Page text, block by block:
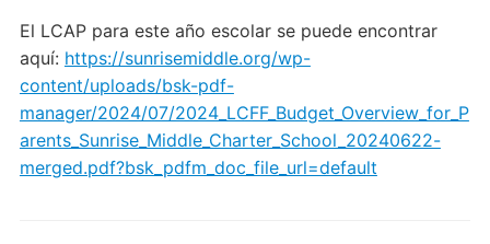
El LCAP para este año escolar se puede encontrar
aquí: https://sunrisemiddle.org/wp-
content/uploads/bsk-pdf-
manager/2024/07/2024_LCFF_Budget_Overview_for_P
arents_Sunrise_Middle_Charter_School_20240622-
merged.pdf?bsk_pdfm_doc_file_url=default